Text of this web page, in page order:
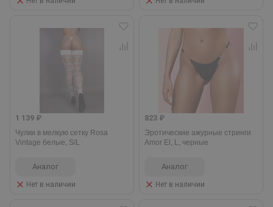
1 139 ₽
Чулки в мелкую сетку Rosa
Vintage белые, S/L
Аналог
Нет в наличии
823 ₽
Эротические ажурные стринги
Amor El, L, черные
Аналог
Нет в наличии